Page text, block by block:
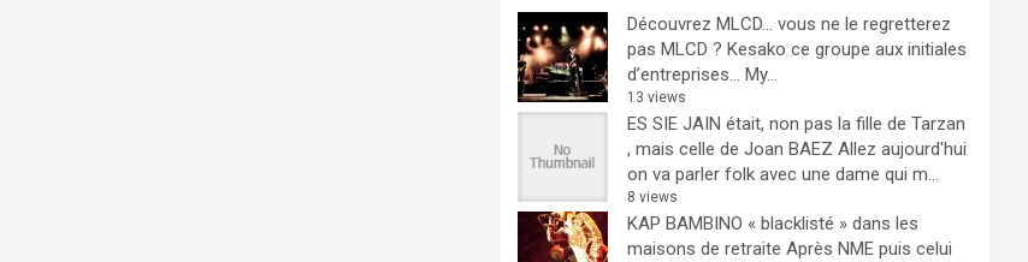
Découvrez MLCD… vous ne le regretterez
pas MLCD ? Kesako ce groupe aux initiales
d’entreprises… My...
13 views
ES SIE JAIN était, non pas la fille de Tarzan
, mais celle de Joan BAEZ Allez aujourd'hui
on va parler folk avec une dame qui m...
8 views
KAP BAMBINO « blacklisté » dans les
maisons de retraite Après NME puis celui